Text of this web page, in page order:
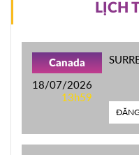
LỊCH
Canada
18/07/2026
13h59